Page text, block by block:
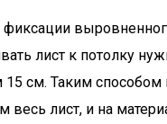
лист к потолку
15 см. Таким
весь лист, и на